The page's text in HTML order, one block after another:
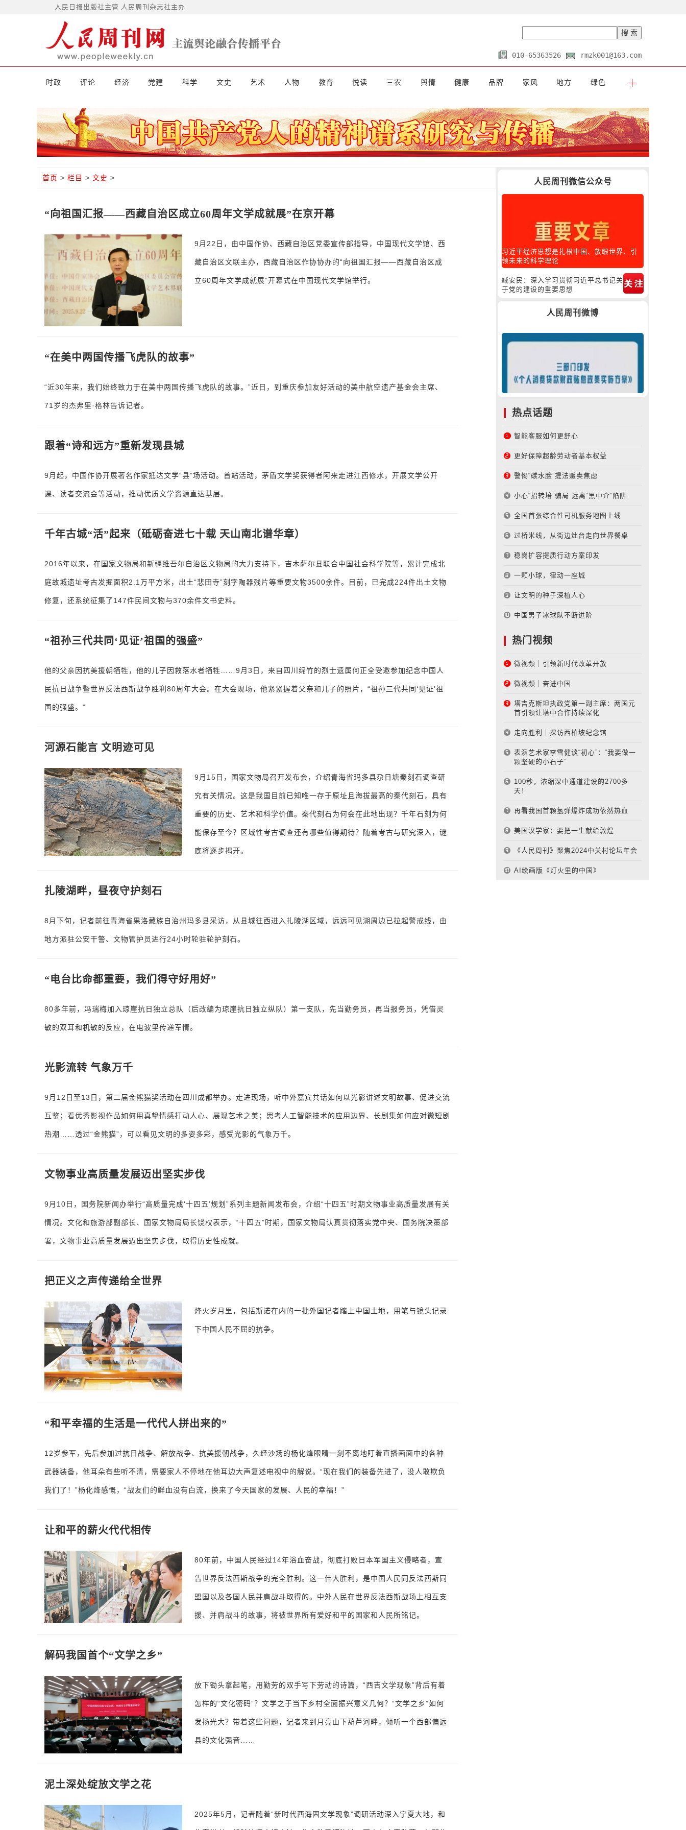
人民日报出版社主管 人民周刊杂志社主办
010-65363526 rmzk001@163.com
时政 评论 经济 党建 科学 文史 艺术 人物 教育 悦读 三农 舆情 健康 品牌 家风 地方 绿色
首页 > 栏目 > 文史 >
“向祖国汇报——西藏自治区成立60周年文学成就展”在京开幕
9月22日，由中国作协、西藏自治区党委宣传部指导，中国现代文学馆、西
藏自治区文联主办，西藏自治区作协协办的“向祖国汇报——西藏自治区成
立60周年文学成就展”开幕式在中国现代文学馆举行。
“在美中两国传播飞虎队的故事”
“近30年来，我们始终致力于在美中两国传播飞虎队的故事。”近日，到重庆参加友好活动的美中航空遗产基金会主席、
71岁的杰弗里·格林告诉记者。
跟着“诗和远方”重新发现县城
9月起，中国作协开展著名作家抵达文学“县”场活动。首站活动，茅盾文学奖获得者阿来走进江西修水，开展文学公开
课、读者交流会等活动，推动优质文学资源直达基层。
千年古城“活”起来（砥砺奋进七十载 天山南北谱华章）
2016年以来，在国家文物局和新疆维吾尔自治区文物局的大力支持下，吉木萨尔县联合中国社会科学院等，累计完成北
庭故城遗址考古发掘面积2.1万平方米，出土“悲田寺”刻字陶器残片等重要文物3500余件。目前，已完成224件出土文物
修复，还系统征集了147件民间文物与370余件文书史料。
“祖孙三代共同‘见证’祖国的强盛”
他的父亲因抗美援朝牺牲，他的儿子因救落水者牺牲……9月3日，来自四川绵竹的烈士遗属何正全受邀参加纪念中国人
民抗日战争暨世界反法西斯战争胜利80周年大会。在大会现场，他紧紧握着父亲和儿子的照片，“祖孙三代共同‘见证’祖
国的强盛。”
河源石能言 文明迹可见
9月15日，国家文物局召开发布会，介绍青海省玛多县尕日塘秦刻石调查研
究有关情况。这是我国目前已知唯一存于原址且海拔最高的秦代刻石，具有
重要的历史、艺术和科学价值。秦代刻石为何会在此地出现？千年石刻为何
能保存至今？区域性考古调查还有哪些值得期待？随着考古与研究深入，谜
底将逐步揭开。
扎陵湖畔，昼夜守护刻石
8月下旬，记者前往青海省果洛藏族自治州玛多县采访，从县城往西进入扎陵湖区域，远远可见湖周边已拉起警戒线，由
地方派驻公安干警、文物管护员进行24小时轮驻轮护刻石。
“电台比命都重要，我们得守好用好”
80多年前，冯瑞梅加入琼崖抗日独立总队（后改编为琼崖抗日独立纵队）第一支队，先当勤务员，再当报务员，凭借灵
敏的双耳和机敏的反应，在电波里传递军情。
光影流转 气象万千
9月12日至13日，第二届金熊猫奖活动在四川成都举办。走进现场，听中外嘉宾共话如何以光影讲述文明故事、促进交流
互鉴；看优秀影视作品如何用真挚情感打动人心、展现艺术之美；思考人工智能技术的应用边界、长剧集如何应对微短剧
热潮……透过“金熊猫”，可以看见文明的多姿多彩，感受光影的气象万千。
文物事业高质量发展迈出坚实步伐
9月10日，国务院新闻办举行“高质量完成‘十四五’规划”系列主题新闻发布会，介绍“十四五”时期文物事业高质量发展有关
情况。文化和旅游部副部长、国家文物局局长饶权表示，“十四五”时期，国家文物局认真贯彻落实党中央、国务院决策部
署，文物事业高质量发展迈出坚实步伐，取得历史性成就。
把正义之声传递给全世界
烽火岁月里，包括斯诺在内的一批外国记者踏上中国土地，用笔与镜头记录
下中国人民不屈的抗争。
“和平幸福的生活是一代代人拼出来的”
12岁参军，先后参加过抗日战争、解放战争、抗美援朝战争，久经沙场的杨化烽眼睛一刻不离地盯着直播画面中的各种
武器装备，他耳朵有些听不清，需要家人不停地在他耳边大声复述电视中的解说。“现在我们的装备先进了，没人敢欺负
我们了！”杨化烽感慨，“战友们的鲜血没有白流，换来了今天国家的发展、人民的幸福！”
让和平的薪火代代相传
80年前，中国人民经过14年浴血奋战，彻底打败日本军国主义侵略者，宣
告世界反法西斯战争的完全胜利。这一伟大胜利，是中国人民同反法西斯同
盟国以及各国人民并肩战斗取得的。中外人民在世界反法西斯战场上相互支
援、并肩战斗的故事，将被世界所有爱好和平的国家和人民所铭记。
解码我国首个“文学之乡”
放下锄头拿起笔，用勤劳的双手写下劳动的诗篇，“西吉文学现象”背后有着
怎样的“文化密码”？文学之于当下乡村全面振兴意义几何？“文学之乡”如何
发扬光大？带着这些问题，记者来到月亮山下葫芦河畔，倾听一个西部偏远
县的文化强音……
泥土深处绽放文学之花
2025年5月，记者随着“新时代西海固文学现象”调研活动深入宁夏大地，和
人民周刊微信公众号
习近平经济思想是扎根中国、放眼世界、引
领未来的科学理论
臧安民：深入学习贯彻习近平总书记关
于党的建设的重要思想
人民周刊微博
热点话题
智能客服如何更舒心
更好保障超龄劳动者基本权益
警惕“碳水脸”提法贩卖焦虑
小心“招转培”骗局 远离“黑中介”陷阱
全国首张综合性司机服务地图上线
过桥米线，从街边灶台走向世界餐桌
稳岗扩容提质行动方案印发
一颗小球，律动一座城
让文明的种子深植人心
中国男子冰球队不断进阶
热门视频
微视频｜引领新时代改革开放
微视频｜奋进中国
塔吉克斯坦执政党第一副主席：两国元
首引领让塔中合作持续深化
走向胜利｜探访西柏坡纪念馆
表演艺术家李雪健谈“初心”：“我要做一
颗坚硬的小石子”
100秒，浓缩深中通道建设的2700多
天！
再看我国首颗氢弹爆炸成功依然热血
美国汉学家：要把一生献给敦煌
《人民周刊》聚焦2024中关村论坛年会
AI绘画版《灯火里的中国》